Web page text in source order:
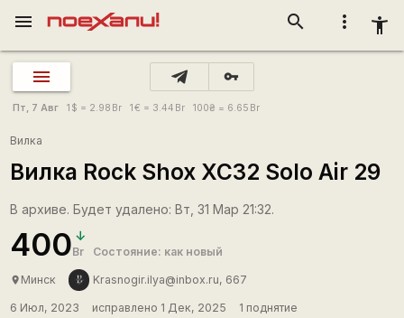
more_vert accessibility_new
search
menu
vpn_key
Пт, 7 Авг 1 $ = 2.98 Br 1€ = 3.44 Br 100₴ = 6.65 Br
Вилка
Вилка Rock Shox XC32 Solo Air 29
В архиве. Будет удалено: Вт, 31 Мар 21:32.
400Br Состояние: как новый
place Минск Krasnogir.ilya@inbox.ru, 667
6 Июл, 2023 исправлено 1 Дек, 2025
1 поднятие